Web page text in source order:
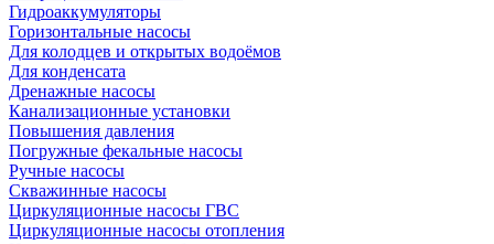
Гидроаккумуляторы
Горизонтальные насосы
Для колодцев и открытых водоёмов
Для конденсата
Дренажные насосы
Канализационные установки
Повышения давления
Погружные фекальные насосы
Ручные насосы
Скважинные насосы
Циркуляционные насосы ГВС
Циркуляционные насосы отопления